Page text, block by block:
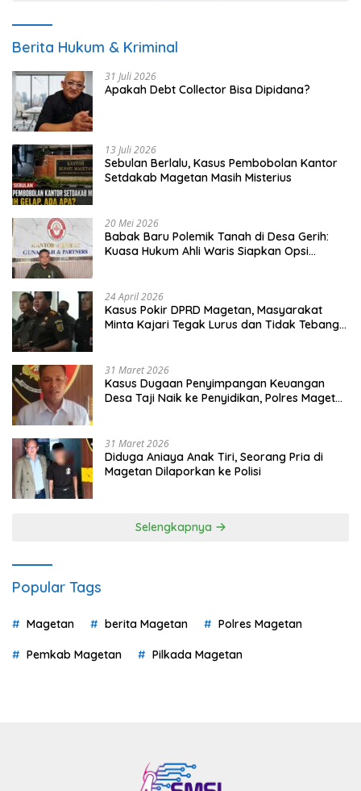
Berita Hukum & Kriminal
31 Juli 2026
Apakah Debt Collector Bisa Dipidana?
13 Juli 2026
Sebulan Berlalu, Kasus Pembobolan Kantor
Setdakab Magetan Masih Misterius
20 Mei 2026
Babak Baru Polemik Tanah di Desa Gerih:
Kuasa Hukum Ahli Waris Siapkan Opsi
24 April 2026
Kasus Pokir DPRD Magetan, Masyarakat
Minta Kajari Tegak Lurus dan Tidak Tebang
31 Maret 2026
Kasus Dugaan Penyimpangan Keuangan
Desa Taji Naik ke Penyidikan, Polres Magetan
31 Maret 2026
Diduga Aniaya Anak Tiri, Seorang Pria di
Magetan Dilaporkan ke Polisi
Selengkapnya
Popular Tags
Magetan berita Magetan Polres Magetan
Pemkab Magetan Pilkada Magetan